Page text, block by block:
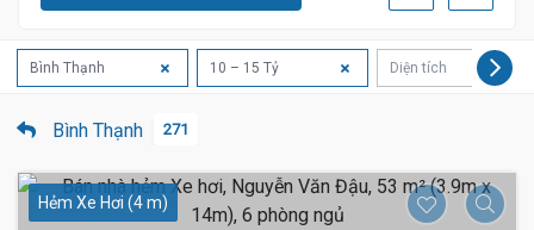
Bình Thạnh 10 – 15 Tỷ Diện tích
Bình Thạnh 271
Hẻm Xe Hơi (4 m)